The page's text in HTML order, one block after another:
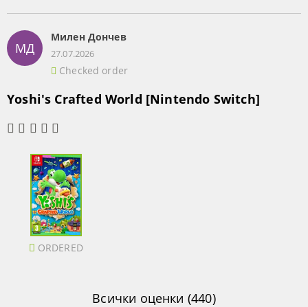
МД
Милен Дончев
27.07.2026
Checked order
Yoshi's Crafted World [Nintendo Switch]
ORDERED
Всички оценки (440)